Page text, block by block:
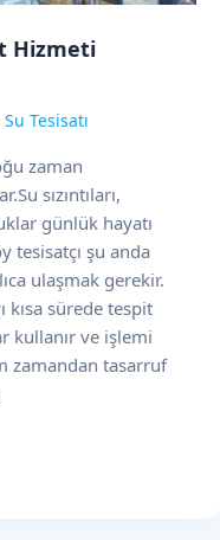
Hizmeti
Su Tesisatı
zaman
sızıntıları,
günlük hayatı
tesisatçı şu anda
ulaşmak gerekir.
kısa sürede tespit
kullanır ve işlemi
zamandan tasarruf